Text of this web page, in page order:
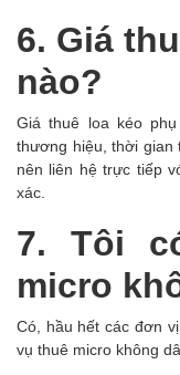
6. Giá
nào?
Giá thuê loa kéo
thương hiệu, thời gian
nên liên hệ trực tiếp
xác.
7. Tôi
micro
Có, hầu hết các đơn
vụ thuê micro không